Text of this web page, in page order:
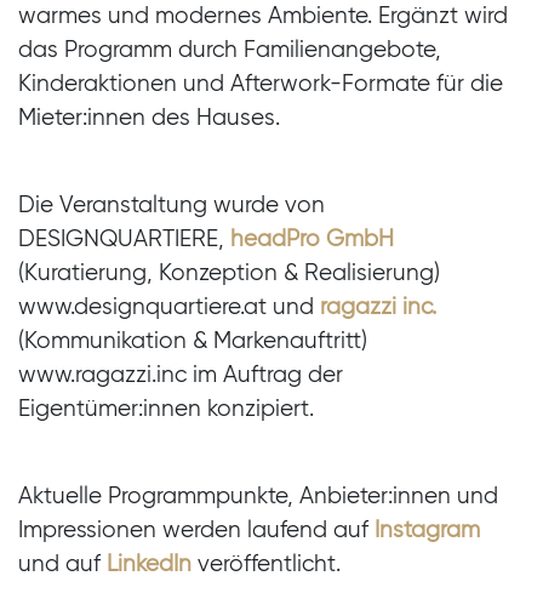
warmes und modernes Ambiente. Ergänzt wird
das Programm durch Familienangebote,
Kinderaktionen und Afterwork-Formate für die
Mieter:innen des Hauses.
Die Veranstaltung wurde von
DESIGNQUARTIERE, headPro GmbH
(Kuratierung, Konzeption & Realisierung)
www.designquartiere.at und ragazzi inc.
(Kommunikation & Markenauftritt)
www.ragazzi.inc im Auftrag der
Eigentümer:innen konzipiert.
Aktuelle Programmpunkte, Anbieter:innen und
Impressionen werden laufend auf Instagram
und auf LinkedIn veröffentlicht.